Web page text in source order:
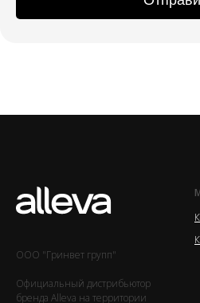
ООО "Гринвет групп"
Официальный дистрибьютор
бренда Alleva на территории